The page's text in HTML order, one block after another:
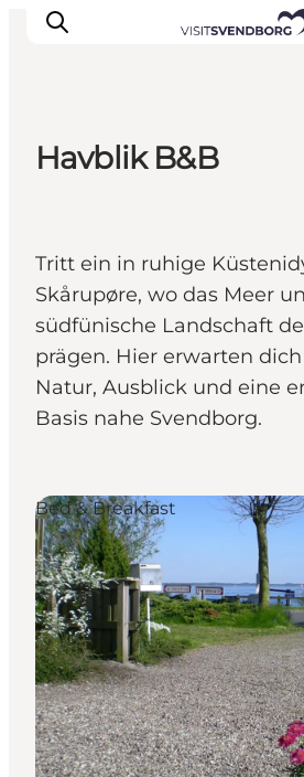
Shopping in Svendborg
Übernachtung
Den Urlaub planen
Havblik B&B
Tritt ein in ruhige
Skårupøre, wo das Meer
südfünische Landschaft
prägen. Hier erwarten
Natur, Ausblick und eine
Basis nahe Svendborg.
Bed & Breakfast